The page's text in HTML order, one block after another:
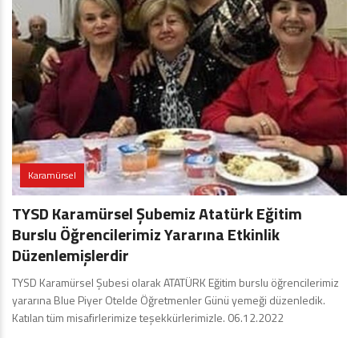
Karamürsel
TYSD Karamürsel Şubemiz Atatürk Eğitim
Burslu Öğrencilerimiz Yararına Etkinlik
Düzenlemişlerdir
TYSD Karamürsel Şubesi olarak ATATÜRK Eğitim burslu öğrencilerimiz
yararına Blue Piyer Otelde Öğretmenler Günü yemeği düzenledik.
Katılan tüm misafirlerimize teşekkürlerimizle. 06.12.2022